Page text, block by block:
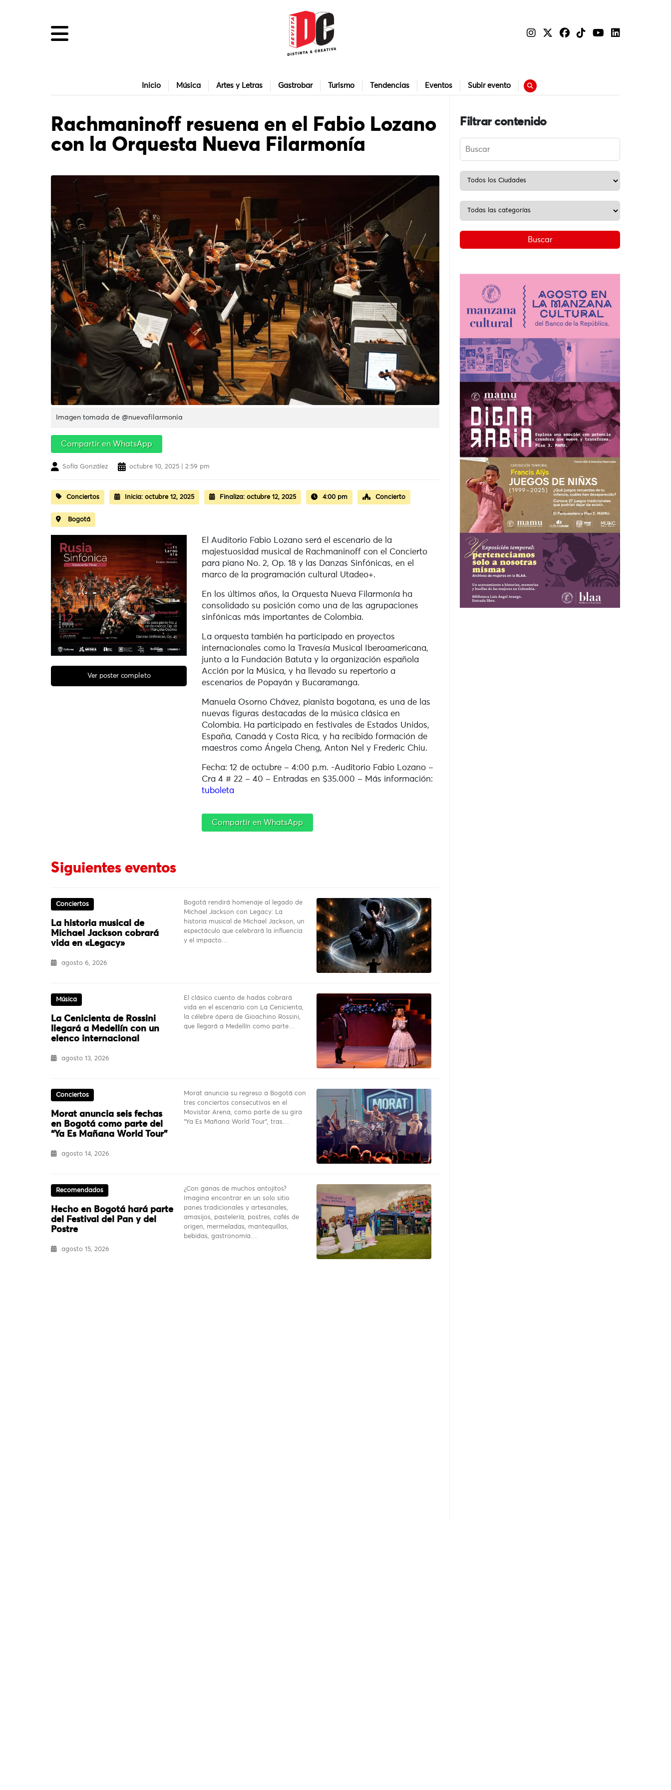
Inicio Música Artes y Letras Gastrobar Turismo Tendencias Eventos Subir evento
Rachmaninoff resuena en el Fabio Lozano
con la Orquesta Nueva Filarmonía
Imagen tomada de @nuevafilarmonia
Compartir en WhatsApp
Sofía González octubre 10, 2025 | 2:59 pm
Conciertos Inicia: octubre 12, 2025 Finaliza: octubre 12, 2025 4:00 pm Concierto
Bogotá
Ver poster completo
El Auditorio Fabio Lozano será el escenario de la
majestuosidad musical de Rachmaninoff con el Concierto
para piano No. 2, Op. 18 y las Danzas Sinfónicas, en el
marco de la programación cultural Utadeo+.
En los últimos años, la Orquesta Nueva Filarmonía ha
consolidado su posición como una de las agrupaciones
sinfónicas más importantes de Colombia.
La orquesta también ha participado en proyectos
internacionales como la Travesía Musical Iberoamericana,
junto a la Fundación Batuta y la organización española
Acción por la Música, y ha llevado su repertorio a
escenarios de Popayán y Bucaramanga.
Manuela Osorno Chávez, pianista bogotana, es una de las
nuevas figuras destacadas de la música clásica en
Colombia. Ha participado en festivales de Estados Unidos,
España, Canadá y Costa Rica, y ha recibido formación de
maestros como Ángela Cheng, Anton Nel y Frederic Chiu.
Fecha: 12 de octubre – 4:00 p.m. -Auditorio Fabio Lozano –
Cra 4 # 22 – 40 – Entradas en $35.000 – Más información:
tuboleta
Compartir en WhatsApp
Siguientes eventos
Conciertos
La historia musical de
Michael Jackson cobrará
vida en «Legacy»
agosto 6, 2026
Bogotá rendirá homenaje al legado de
Michael Jackson con Legacy: La
historia musical de Michael Jackson, un
espectáculo que celebrará la influencia
y el impacto…
Música
La Cenicienta de Rossini
llegará a Medellín con un
elenco internacional
agosto 13, 2026
El clásico cuento de hadas cobrará
vida en el escenario con La Cenicienta,
la célebre ópera de Gioachino Rossini,
que llegará a Medellín como parte…
Conciertos
Morat anuncia seis fechas
en Bogotá como parte del
“Ya Es Mañana World Tour”
agosto 14, 2026
Morat anuncia su regreso a Bogotá con
tres conciertos consecutivos en el
Movistar Arena, como parte de su gira
“Ya Es Mañana World Tour”, tras…
Recomendados
Hecho en Bogotá hará parte
del Festival del Pan y del
Postre
agosto 15, 2026
¿Con ganas de muchos antojitos?
Imagina encontrar en un solo sitio
panes tradicionales y artesanales,
amasijos, pastelería, postres, cafés de
origen, mermeladas, mantequillas,
bebidas, gastronomía…
Filtrar contenido